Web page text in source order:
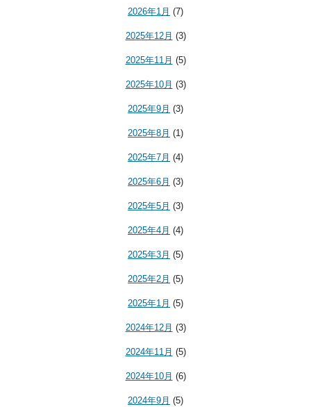
2026年1月 (7)
2025年12月 (3)
2025年11月 (5)
2025年10月 (3)
2025年9月 (3)
2025年8月 (1)
2025年7月 (4)
2025年6月 (3)
2025年5月 (3)
2025年4月 (4)
2025年3月 (5)
2025年2月 (5)
2025年1月 (5)
2024年12月 (3)
2024年11月 (5)
2024年10月 (6)
2024年9月 (5)